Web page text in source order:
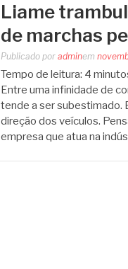
Liame
de marchas
Publicado por adminem
Tempo de leitura: 4
Entre uma infinidade de
tende a ser subestimado.
direção dos veículos.
empresa que atua na